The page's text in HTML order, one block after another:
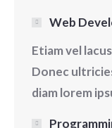
Web
Etiam vel
Donec
diam lorem